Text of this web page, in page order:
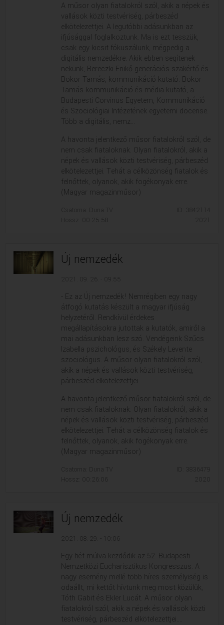
A műsor olyan fiatalokról szól, akik a népek és
vallások közti testvériség, párbeszéd
elkötelezettjei. A legutóbbi adásunkban az
ifjúsággal foglalkoztunk. Ma is ezt tesszük,
csak egy kicsit fókuszálunk, mégpedig a
digitális nemzedékre. Akik ebben segítenek
nekünk, Bereczki Enikő generációs szakértő és
Bokor Tamás, kommunikáció kutató. Bokor
Tamás kommunikáció és média kutató, a
Budapesti Corvinus Egyetem, Kommunikáció
és Szociológiai Intézetének egyetemi docense.
Több a digitális, nemz...
A havonta jelentkező műsor fiatalokról szól, de
nem csak fiataloknak. Olyan fiatalokról, akik a
népek és vallások közti testvériség, párbeszéd
elkötelezettjei. Tehát a célközönség fiatalok és
felnőttek, olyanok, akik fogékonyak erre.
(Magyar magazinműsor)
Csatorna: Duna TV
Hossz: 00:25:58
ID: 3842114
Új nemzedék
- Ez az Új nemzedék! Nemrégiben egy nagy
átfogó kutatás készült a magyar ifjúság
helyzetéről. Rendkívül érdekes
megállapításokra jutottak a kutatók, amiről a
mai adásunkban lesz szó. Vendégeink Szűcs
Izabella pszichológus, és Székely Levente
szociológus. A műsor olyan fiatalokról szól,
akik a népek és vallások közti testvériség,
párbeszéd elkötelezettjei....
A havonta jelentkező műsor fiatalokról szól, de
nem csak fiataloknak. Olyan fiatalokról, akik a
népek és vallások közti testvériség, párbeszéd
elkötelezettjei. Tehát a célközönség fiatalok és
felnőttek, olyanok, akik fogékonyak erre.
(Magyar magazinműsor)
Csatorna: Duna TV
Hossz: 00:26:06
ID: 3836479
Új nemzedék
Egy hét múlva kezdődik az 52. Budapesti
Nemzetközi Eucharisztikus Kongresszus. A
nagy esemény mellé több híres személyiség is
odaállt, mi kettőt hívtunk meg most közülük,
Tóth Gabit és Ekler Lucát. A műsor olyan
fiatalokról szól, akik a népek és vallások közti
testvériség, párbeszéd elkötelezettjei....